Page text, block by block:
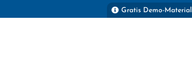
Gratis Demo-Material